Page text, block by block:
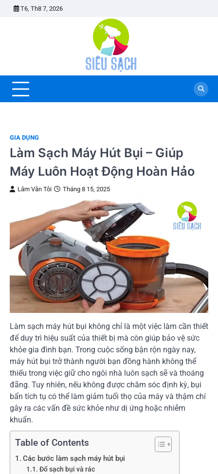
Skip
T6, Th8 7, 2026
GIA DỤNG
Làm Sạch Máy Hút Bụi – Giúp
Máy Luôn Hoạt Động Hoàn Hảo
Lâm Văn Tôi Tháng 8 15, 2025
Làm sạch máy hút bụi không chỉ là một việc làm cần thiết
để duy trì hiệu suất của thiết bị mà còn giúp bảo vệ sức
khỏe gia đình bạn. Trong cuộc sống bận rộn ngày nay,
máy hút bụi trở thành người bạn đồng hành không thể
thiếu trong việc giữ cho ngôi nhà luôn sạch sẽ và thoáng
đãng. Tuy nhiên, nếu không được chăm sóc định kỳ, bụi
bẩn tích tụ có thể làm giảm tuổi thọ của máy và thậm chí
gây ra các vấn đề sức khỏe như dị ứng hoặc nhiễm
khuẩn.
Table of Contents
Các bước làm sạch máy hút bụi
Đổ sạch bụi và rác